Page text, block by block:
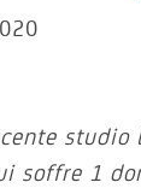
studio
soffre 1